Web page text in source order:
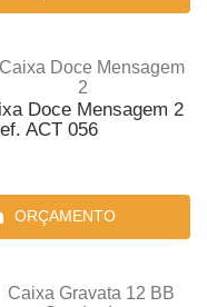
Doce Mensagem 2
ACT 056
ORÇAMENTO